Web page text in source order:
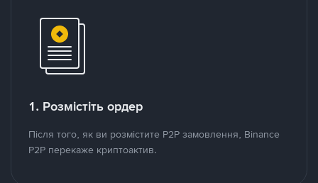
1. Розмістіть ордер
Після того, як ви розмістите P2P замовлення, Binance
P2P перекаже криптоактив.